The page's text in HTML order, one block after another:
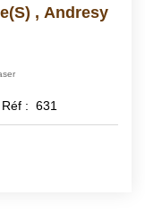
, Andresy
Réf : 631